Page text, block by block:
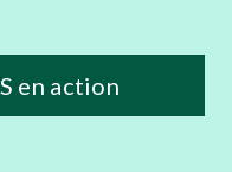
en action